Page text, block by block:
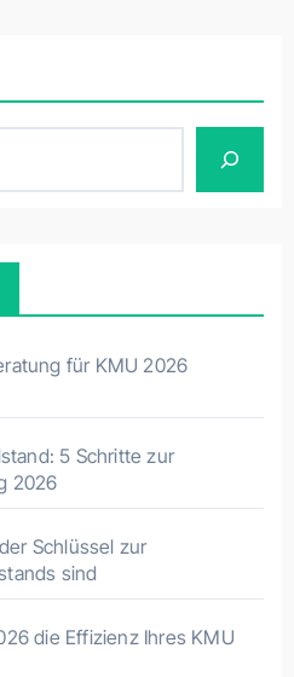
für KMU 2026
5 Schritte zur
2026
Schlüssel zur
sind
die Effizienz Ihres KMU